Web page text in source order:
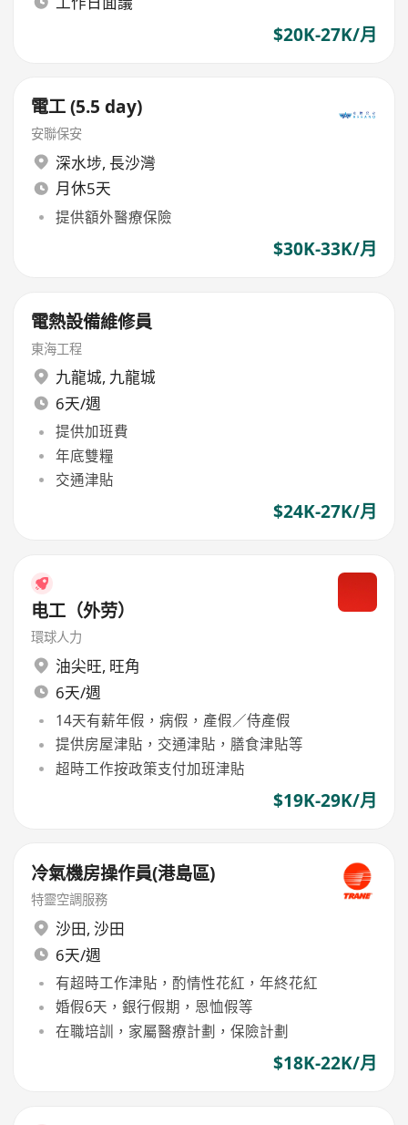
$20K-27K/月
電工 (5.5 day)
安聯保安
深水埗, 長沙灣
月休5天
提供額外醫療保險
$30K-33K/月
電熱設備維修員
東海工程
九龍城, 九龍城
6天/週
提供加班費
年底雙糧
交通津貼
$24K-27K/月
电工（外劳）
環球人力
油尖旺, 旺角
6天/週
14天有薪年假，病假，產假／侍產假
提供房屋津貼，交通津貼，膳食津貼等
超時工作按政策支付加班津貼
$19K-29K/月
冷氣機房操作員(港島區)
特靈空調服務
沙田, 沙田
6天/週
有超時工作津貼，酌情性花紅，年終花紅
婚假6天，銀行假期，恩恤假等
在職培訓，家屬醫療計劃，保險計劃
$18K-22K/月